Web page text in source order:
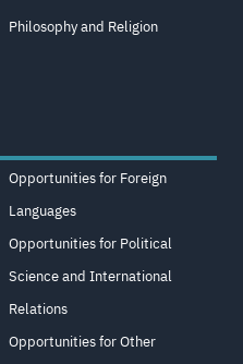
Philosophy and Religion
Opportunities for Foreign
Languages
Opportunities for Political
Science and International
Relations
Opportunities for Other